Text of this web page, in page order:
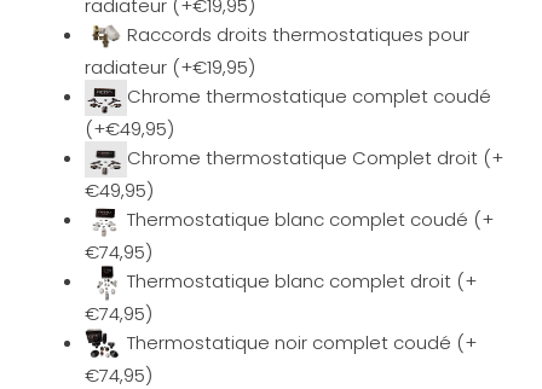
radiateur (+€19,95)
Raccords droits thermostatiques pour
radiateur (+€19,95)
Chrome thermostatique complet coudé
(+€49,95)
Chrome thermostatique Complet droit (+
€49,95)
Thermostatique blanc complet coudé (+
€74,95)
Thermostatique blanc complet droit (+
€74,95)
Thermostatique noir complet coudé (+
€74,95)